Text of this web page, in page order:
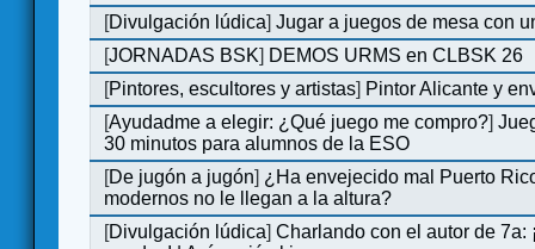
[Divulgación lúdica]Jugar a juegos de mesa con
[JORNADAS BSK] DEMOS URMS en CLBSK 26
[Pintores, escultores y artistas] Pintor Alicante y
[Ayudadme a elegir: ¿Qué juego me compro?]
30 minutos para alumnos de la ESO
[De jugón a jugón] ¿Ha envejecido mal Puerto
modernos no le llegan a la altura?
[Divulgación lúdica]Charlando con el autor de 7a: